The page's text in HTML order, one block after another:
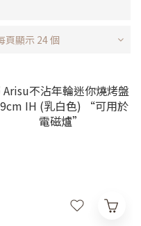
頁顯示 24 個